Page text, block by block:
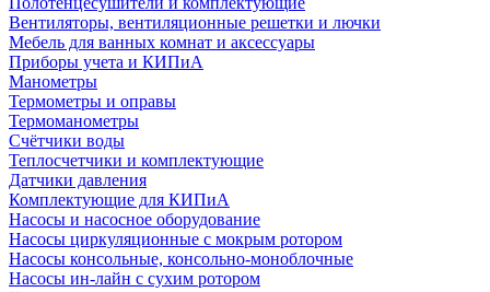
Вентиляторы, вентиляционные решетки и лючки
Мебель для ванных комнат и аксессуары
Приборы учета и КИПиА
Манометры
Термометры и оправы
Термоманометры
Счётчики воды
Теплосчетчики и комплектующие
Датчики давления
Комплектующие для КИПиА
Насосы и насосное оборудование
Насосы циркуляционные с мокрым ротором
Насосы консольные, консольно-моноблочные
Насосы ин-лайн с сухим ротором